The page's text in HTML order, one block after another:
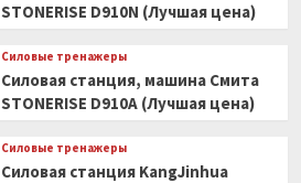
STONERISE D910N (Лучшая цена)
Силовые тренажеры
Силовая станция, машина Смита
STONERISE D910A (Лучшая цена)
Силовые тренажеры
Силовая станция KangJinhua